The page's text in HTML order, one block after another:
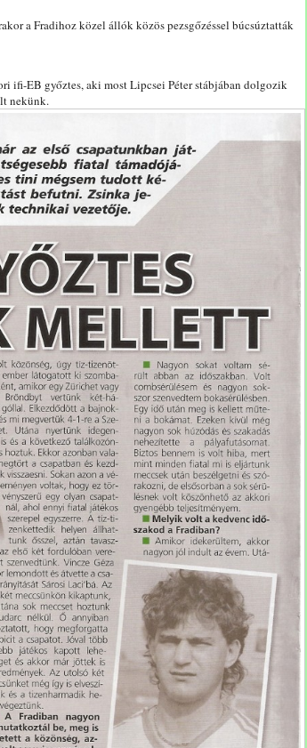
a Fradihoz közel állók közös pezsgőzéssel búcsúztatták
ifi-EB győztes, aki most Lipcsei Péter stábjában dolgozik
nekünk.